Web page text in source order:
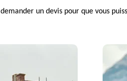
demander un devis pour que vous